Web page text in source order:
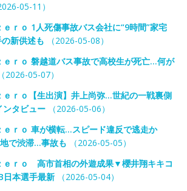
05-11）
ｒｏ 1人死傷事故バス会社に“9時間”家宅
新供述も （2026-05-08）
ｒｏ 磐越道バス事故で高校生が死亡…何が
2026-05-07）
ｒｏ【生出演】井上尚弥…世紀の一戦裏側
タビュー（2026-05-06）
ｒｏ 車が横転…スピード違反で逃走か
で渋滞…事故も （2026-05-05）
ｒｏ 高市首相の外遊成果▼櫻井翔キキコ
本選手最新（2026-05-04）